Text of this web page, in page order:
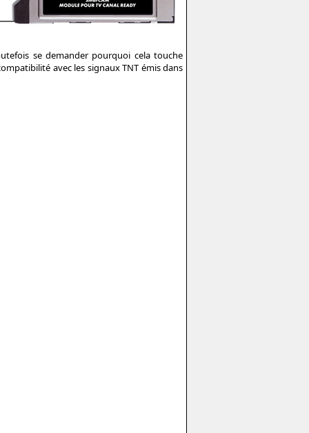
se demander pourquoi cela touche
avec les signaux TNT émis dans